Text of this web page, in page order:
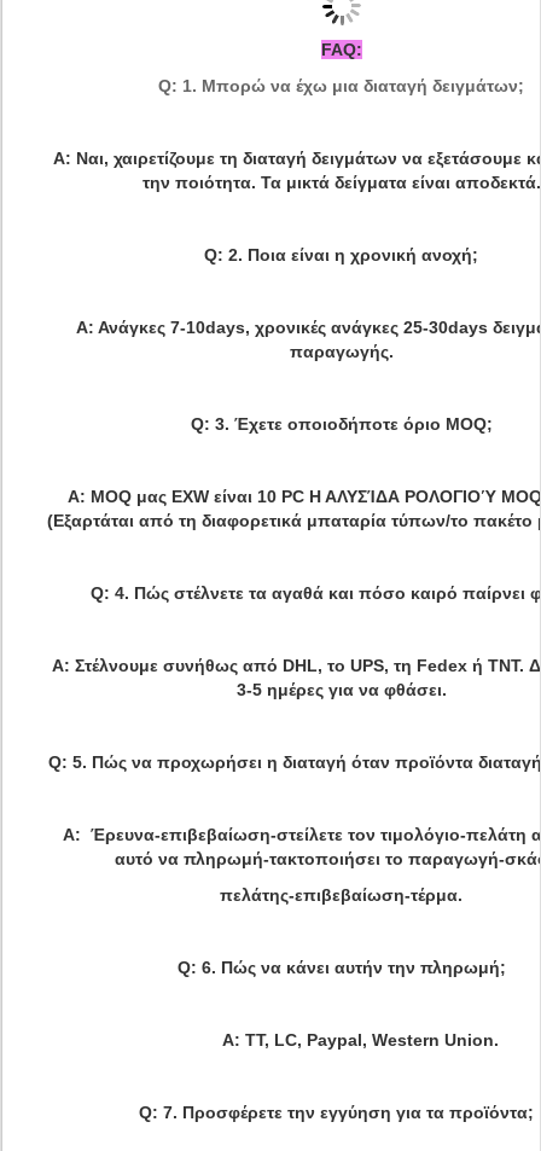
FAQ:
Q: 1. Μπορώ να έχω μια διαταγή δειγμάτων;
Α: Ναι, χαιρετίζουμε τη διαταγή δειγμάτων να εξετάσουμε
την ποιότητα. Τα μικτά δείγματα είναι αποδεκτά.
Q: 2. Ποια είναι η χρονική ανοχή;
Α: Ανάγκες 7-10days, χρονικές ανάγκες 25-30days
παραγωγής.
Q: 3. Έχετε οποιοδήποτε όριο MOQ;
Α: MOQ μας EXW είναι 10 PC Η ΑΛΥΣΊΔΑ ΡΟΛΟΓΙΟΎ MOQ
(Εξαρτάται από τη διαφορετικά μπαταρία τύπων/το
Q: 4. Πώς στέλνετε τα αγαθά και πόσο καιρό παίρνει
Α: Στέλνουμε συνήθως από DHL, το UPS, τη Fedex ή TNT.
3-5 ημέρες για να φθάσει.
Q: 5. Πώς να προχωρήσει η διαταγή όταν προϊόντα
Α: Έρευνα-επιβεβαίωση-στείλετε τον τιμολόγιο-πελάτη
αυτό να πληρωμή-τακτοποιήσει το παραγωγή-
πελάτης-επιβεβαίωση-τέρμα.
Q: 6. Πώς να κάνει αυτήν την πληρωμή;
Α: TT, LC, Paypal, Western Union.
Q: 7. Προσφέρετε την εγγύηση για τα